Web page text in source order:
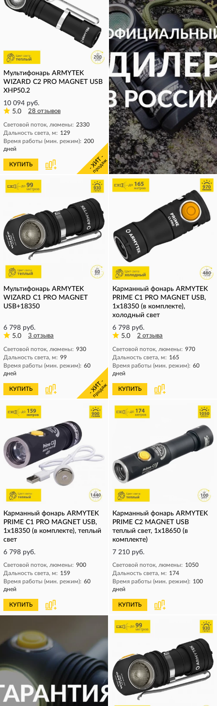
Мультифонарь ARMYTEK
WIZARD C2 PRO MAGNET USB
XHP50.2
10 094 руб.
5.0
28 отзывов
Световой поток, люмены: 2330
Дальность света, м: 129
Время работы (мин. режим): 200
дней
КУПИТЬ - ХИТ -
продаж КУПИТЬ
Мультифонарь ARMYTEK
WIZARD C1 PRO MAGNET
USB+18350
6 798 руб.
5.0
3 отзыва
Световой поток, люмены: 930
Дальность света, м: 99
Время работы (мин. режим): 60
дней
КУПИТЬ - ХИТ -
продаж
Карманный фонарь ARMYTEK
PRIME C1 PRO MAGNET USB,
1x18350 (в комплекте),
холодный свет
6 798 руб.
5.0
2 отзыва
Световой поток, люмены: 970
Дальность света, м: 165
Время работы (мин. режим): 60
дней
КУПИТЬ
Карманный фонарь ARMYTEK
PRIME C1 PRO MAGNET USB,
1x18350 (в комплекте), теплый
свет
6 798 руб.
Световой поток, люмены: 900
Дальность света, м: 159
Время работы (мин. режим): 60
дней
КУПИТЬ
Карманный фонарь ARMYTEK
PRIME C2 MAGNET USB
теплый свет, 1x18650 (в
комплекте)
7 210 руб.
Световой поток, люмены: 1050
Дальность света, м: 174
Время работы (мин. режим): 100
дней
КУПИТЬ